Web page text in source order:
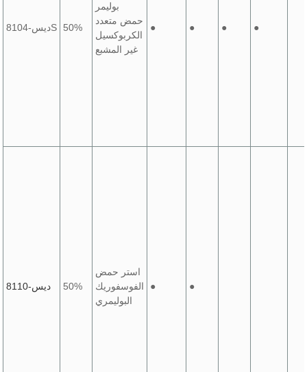
ديس-8104S 50%
بوليمر
حمض متعدد
الكربوكسيل
غير المشبع
● ● ● ●
ديس-8110 50%
استر حمض
الفوسفوريك
البوليمري
● ●